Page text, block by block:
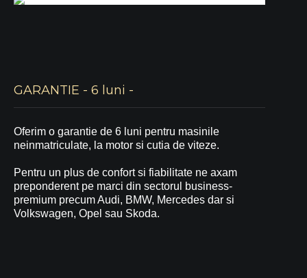
GARANTIE - 6 luni -
Oferim o garantie de 6 luni pentru masinile
neinmatriculate, la motor si cutia de viteze.
Pentru un plus de confort si fiabilitate ne axam
preponderent pe marci din sectorul business-
premium precum Audi, BMW, Mercedes dar si
Volkswagen, Opel sau Skoda.